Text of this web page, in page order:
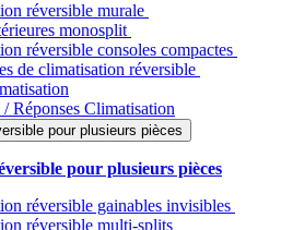
réversible murale
monosplit
réversible consoles compactes
de climatisation réversible
Réponses Climatisation
pour plusieurs pièces
pour plusieurs pièces
réversible gainables invisibles
réversible multi-splits